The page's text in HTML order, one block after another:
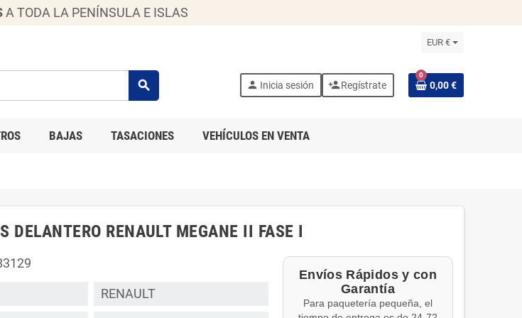
A TODA LA PENÍNSULA E ISLAS
EUR €
search person Inicia sesión person_addRegístrate
0
0,00 €
BAJAS TASACIONES VEHÍCULOS EN VENTA
DELANTERO RENAULT MEGANE II FASE I
RENAULT
Envíos Rápidos y con
Garantía
Para paquetería pequeña, el